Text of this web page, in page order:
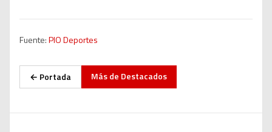
Fuente:PIO Deportes
← Portada Más de Destacados